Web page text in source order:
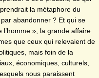
la métaphore du
abandonner ? Et qui se
l’homme », la grande affaire
que ceux qui relevaient de
mais foin de la
économiques, culturels,
nous paraissent